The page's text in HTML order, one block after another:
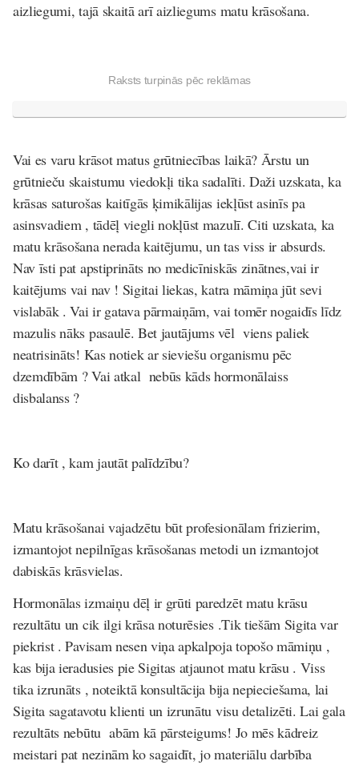
aizliegumi, tajā skaitā arī aizliegums matu krāsošana.
Raksts turpinās pēc reklāmas
Vai es varu krāsot matus grūtniecības laikā? Ārstu un
grūtnieču skaistumu viedokļi tika sadalīti. Daži uzskata, ka
krāsas saturošas kaitīgās ķimikālijas iekļūst asinīs pa
asinsvadiem , tādēļ viegli nokļūst mazulī. Citi uzskata, ka
matu krāsošana nerada kaitējumu, un tas viss ir absurds.
Nav īsti pat apstiprināts no medicīniskās zinātnes,vai ir
kaitējums vai nav ! Sigitai liekas, katra māmiņa jūt sevi
vislabāk . Vai ir gatava pārmaiņām, vai tomēr nogaidīs līdz
mazulis nāks pasaulē. Bet jautājums vēl viens paliek
neatrisināts! Kas notiek ar sieviešu organismu pēc
dzemdībām ? Vai atkal nebūs kāds hormonālaiss
disbalanss ?
Ko darīt , kam jautāt palīdzību?
Matu krāsošanai vajadzētu būt profesionālam frizierim,
izmantojot nepilnīgas krāsošanas metodi un izmantojot
dabiskās krāsvielas.
Hormonālas izmaiņu dēļ ir grūti paredzēt matu krāsu
rezultātu un cik ilgi krāsa noturēsies .Tik tiešām Sigita var
piekrist . Pavisam nesen viņa apkalpoja topošo māmiņu ,
kas bija ieradusies pie Sigitas atjaunot matu krāsu . Viss
tika izrunāts , noteiktā konsultācija bija nepieciešama, lai
Sigita sagatavotu klienti un izrunātu visu detalizēti. Lai gala
rezultāts nebūtu abām kā pārsteigums! Jo mēs kādreiz
meistari pat nezinām ko sagaidīt, jo materiālu darbība